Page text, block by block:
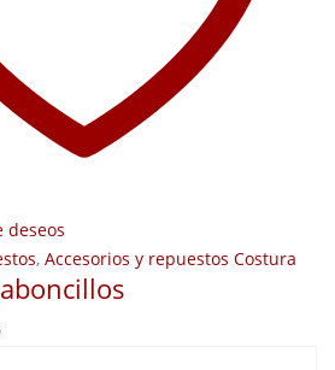
deseos
, Accesorios y repuestos Costura